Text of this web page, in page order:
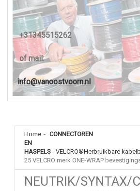
+31345515262
of mail:
info@vanoostvoorn.nl
Home - CONNECTOREN
EN
HASPELS - VELCRO®Herbruikbare
25 VELCRO merk ONE-WRAP
NEUTRIK/SYNTAX/